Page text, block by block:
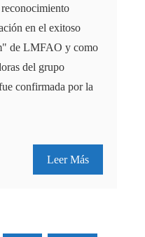
en el exitoso
de LMFAO y como
del grupo
confirmada por la
Leer Más